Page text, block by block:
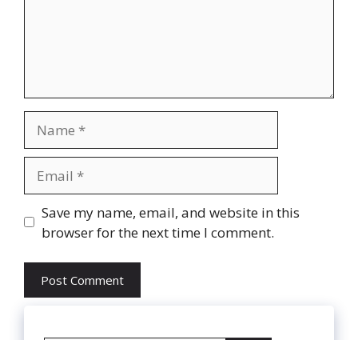
Website
Save my name, email, and website in this
browser for the next time I comment.